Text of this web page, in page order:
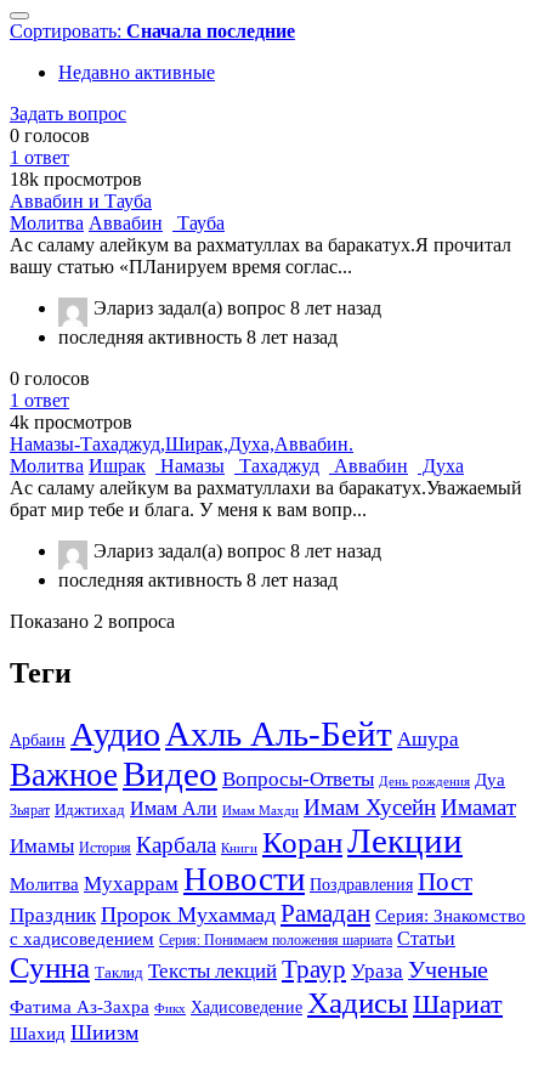
Сортировать: Сначала последние
Недавно активные
Задать вопрос
0 голосов
1 ответ
18k просмотров
Аввабин и Тауба
Молитва Аввабин
Тауба
Ас саламу алейкум ва рахматуллах ва баракатух.Я прочитал
вашу статью «ПЛанируем время соглас...
Элариз задал(а) вопрос 8 лет назад
последняя активность 8 лет назад
0 голосов
1 ответ
4k просмотров
Намазы-Тахаджуд,Ширак,Духа,Аввабин.
Молитва Ишрак Намазы Тахаджуд Аввабин
Духа
Ас саламу алейкум ва рахматуллахи ва баракатух.Уважаемый
брат мир тебе и блага. У меня к вам вопр...
Элариз задал(а) вопрос 8 лет назад
последняя активность 8 лет назад
Показано 2 вопроса
Теги
Арбаин Аудио Ахль Аль-Бейт Ашура
ВажноеВидео Вопросы-Ответы День рождения Дуа
Зьярат Иджтихад Имам Али Имам Махди Имам ХусейнИмамат
Имамы История Карбала Книги КоранЛекции
Молитва Мухаррам Новости Поздравления Пост
Праздник Пророк Мухаммад Рамадан Серия: Знакомство
с хадисоведением Серия: Понимаем положения шариата Статьи
Сунна Таклид Тексты лекций Траур Ураза Ученые
Фатима Аз-Захра Фикх Хадисоведение ХадисыШариат
Шахид Шиизм